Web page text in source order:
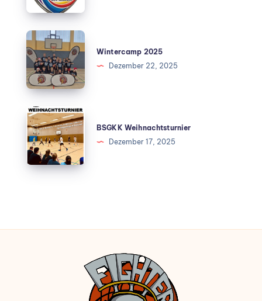
Wintercamp 2025
Dezember 22, 2025
BSGKK Weihnachtsturnier
Dezember 17, 2025